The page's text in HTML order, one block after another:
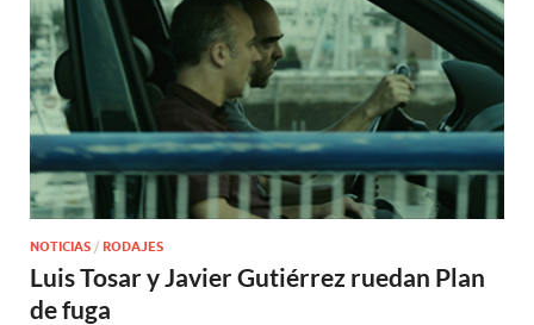
NOTICIAS / RODAJES
Luis Tosar y Javier Gutiérrez ruedan Plan
de fuga